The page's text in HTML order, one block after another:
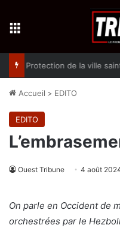
Accueil > EDITO
EDITO
Ouest Tribune 4 août
On parle en Occident de
orchestrées par le